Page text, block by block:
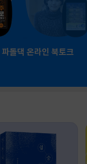
파돌댁 온라인 북토크